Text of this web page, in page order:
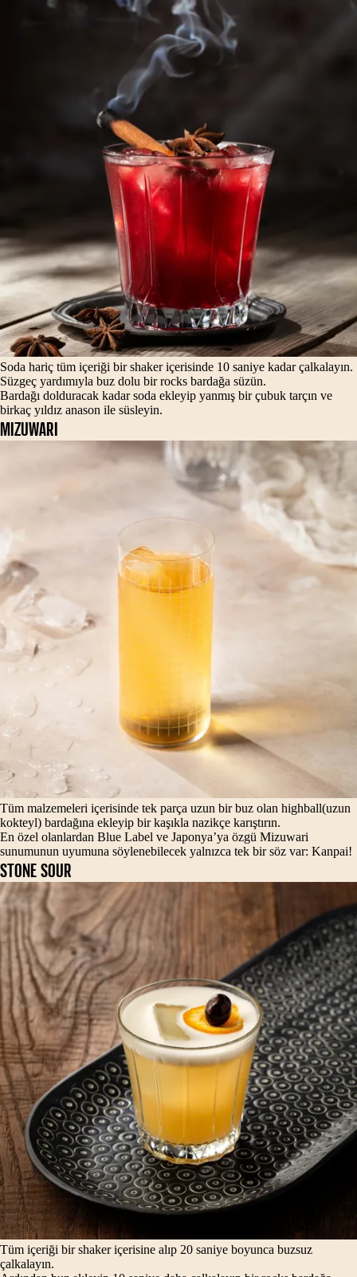
Soda hariç tüm içeriği bir shaker içerisinde 10 saniye kadar çalkalayın.
Süzgeç yardımıyla buz dolu bir rocks bardağa süzün.
Bardağı dolduracak kadar soda ekleyip yanmış bir çubuk tarçın ve
birkaç yıldız anason ile süsleyin.
MIZUWARI
Tüm malzemeleri içerisinde tek parça uzun bir buz olan highball(uzun
kokteyl) bardağına ekleyip bir kaşıkla nazikçe karıştırın.
En özel olanlardan Blue Label ve Japonya’ya özgü Mizuwari
sunumunun uyumuna söylenebilecek yalnızca tek bir söz var: Kanpai!
STONE SOUR
Tüm içeriği bir shaker içerisine alıp 20 saniye boyunca buzsuz
çalkalayın.